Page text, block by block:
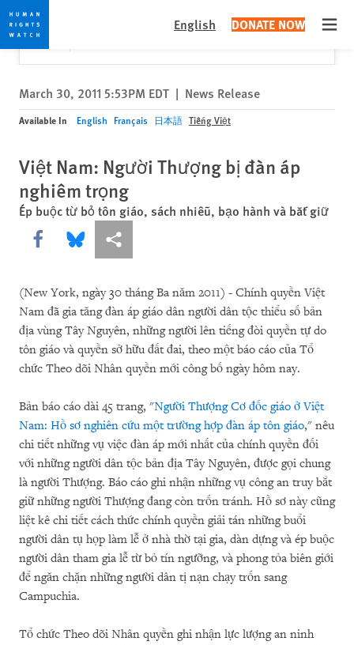
Skip
to
cookie
privacy
notice
Skip
to
main
content
English DONATE NOW
Would you like to read this page in English?
Yes
✕
March 30, 2011 5:53PM EDT | News Release
Available In English Français 日本語 Tiếng Việt
Việt Nam: Người Thượng bị đàn áp
nghiêm trọng
Ép buộc từ bỏ tôn giáo, sách nhiễu, bạo hành và bắt giữ
Share this via Facebook
Share this via Bluesky
More sharing options
(New York, ngày 30 tháng Ba năm 2011) - Chính quyền Việt
Nam đã gia tăng đàn áp giáo dân người dân tộc thiểu số bản
địa vùng Tây Nguyên, những người lên tiếng đòi quyền tự do
tôn giáo và quyền sở hữu đất đai, theo một báo cáo của Tổ
chức Theo dõi Nhân quyền mới công bố ngày hôm nay.
Bản báo cáo dài 45 trang, "Người Thượng Cơ đốc giáo ở Việt
Nam: Hồ sơ nghiên cứu một trường hợp đàn áp tôn giáo," nêu
chi tiết những vụ việc đàn áp mới nhất của chính quyền đối
với những người dân tộc bản địa Tây Nguyên, được gọi chung
là người Thượng. Báo cáo ghi nhận những vụ công an truy bắt
giữ những người Thượng đang còn trốn tránh. Hồ sơ này cũng
liệt kê chi tiết cách thức chính quyền giải tán những buổi
người dân tụ họp làm lễ ở nhà thờ tại gia, dàn dựng và ép buộc
người dân tham gia lễ từ bỏ tín ngưỡng, và phong tỏa biên giới
để ngăn chặn những người dân tị nạn chạy trốn sang
Campuchia.
Tổ chức Theo dõi Nhân quyền ghi nhận lực lượng an ninh